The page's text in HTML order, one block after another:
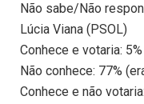
Não sabe/Não
Lúcia Viana (PSOL)
Conhece e votaria:
Não conhece: 77%
Conhece e não